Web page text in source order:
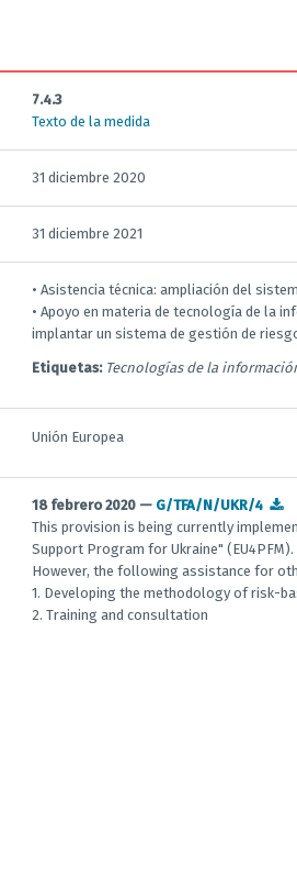
7.4.3
Texto de la medida
31 diciembre 2020
31 diciembre 2021
• Asistencia técnica: ampliación del
• Apoyo en materia de tecnología de la
implantar un sistema de gestión de
Etiquetas: Tecnologías de la
Unión Europea
18 febrero 2020 — G/TFA/N/UKR/4
This provision is being currently
Support Program for Ukraine" (EU4PFM).
However, the following assistance for
1. Developing the methodology of risk-
2. Training and consultation